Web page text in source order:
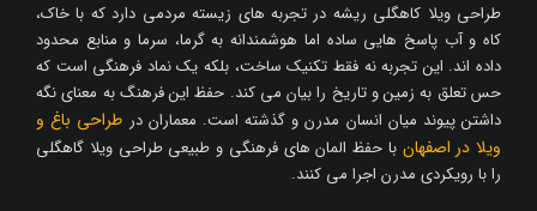
طراحی ویلا کاهگلی ریشه در تجربه های زیسته مردمی دارد که با خاک،
کاه و آب پاسخ هایی ساده اما هوشمندانه به گرما، سرما و منابع محدود
داده اند. این تجربه نه فقط تکنیک ساخت، بلکه یک نماد فرهنگی است که
حس تعلق به زمین و تاریخ را بیان می کند. حفظ این فرهنگ به معنای نگه
داشتن پیوند میان انسان مدرن و گذشته است. معماران در طراحی باغ و
ویلا در اصفهان با حفظ المان های فرهنگی و طبیعی طراحی ویلا گاهگلی
را با رویکردی مدرن اجرا می کنند.